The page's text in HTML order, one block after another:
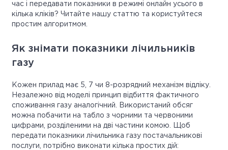
час і передавати показники в режимі онлайн усього в
кілька кліків? Читайте нашу статтю та користуйтеся
простим алгоритмом.
Як знімати показники лічильників
газу
Кожен прилад має 5, 7 чи 8-розрядний механізм відліку.
Незалежно від моделі принцип відбиття фактичного
споживання газу аналогічний. Використаний обсяг
можна побачити на табло з чорними та червоними
цифрами, розділеними на дві частини комою. Щоб
передати показники лічильника газу постачальникові
послуги, потрібно виконати кілька простих дій: